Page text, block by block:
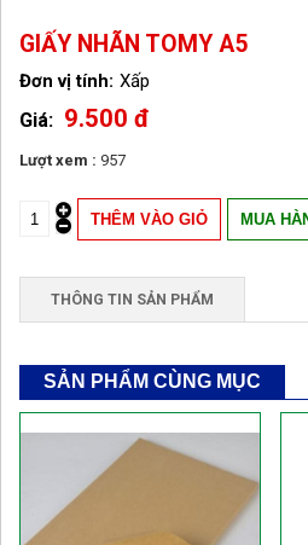
GIẤY NHÃN TOMY A5
Xấp
9.500 đ
Lượt xem : 957
THÔNG TIN SẢN PHẨM
SẢN PHẨM CÙNG MỤC